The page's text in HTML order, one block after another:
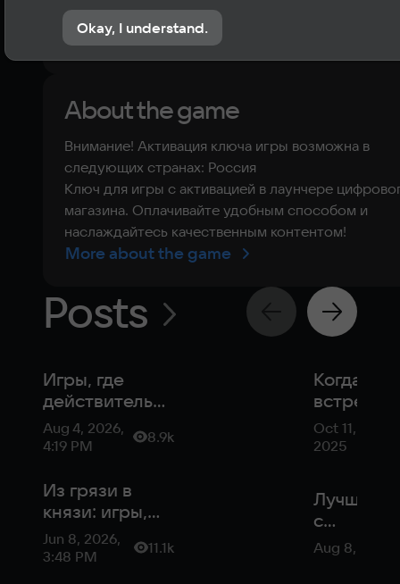
About the game
Внимание! Активация ключа игры возможна в
следующих странах: Россия
Ключ для игры с активацией в лаунчере
магазина. Оплачивайте удобным способом и
наслаждайтесь качественным контентом!
More about the game
Posts
Игры, где
действительно
интересно
исследовать
Aug 4, 2026,
4:19 PM
8.9k
Из грязи в
князи: игры,
где нужно
подниматься с
Jun 8, 2026,
3:48 PM
11.1k
Когда
гейм-
игры,
Oct 11,
2025
Лучшие
с
свободой
Aug 8, 2025
Okay, I understand.